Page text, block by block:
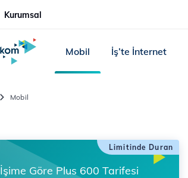
Kurumsal
Mobil İş’te İnternet
Mobil
Limitinde Duran
İşime Göre Plus 600 Tarifesi